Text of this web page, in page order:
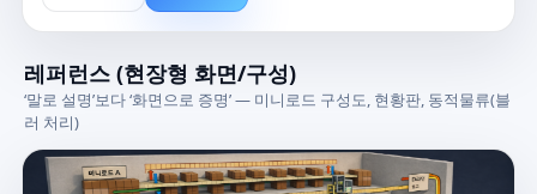
레퍼런스 (현장형 화면/구성)
‘말로 설명’보다 ‘화면으로 증명’ — 미니로드 구성도, 현황판, 동적물류(블
러 처리)